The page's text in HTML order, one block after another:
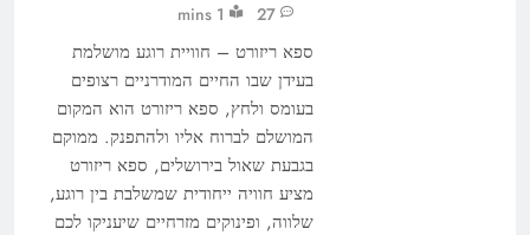
27
1 mins
ספא ריזורט – חוויית רוגע מושלמת
בעידן שבו החיים המודרניים רצופים
בעומס ולחץ, ספא ריזורט הוא המקום
המושלם לברוח אליו ולהתפנק. ממוקם
בגבעת שאול בירושלים, ספא ריזורט
מציע חוויה ייחודית שמשלבת בין רוגע,
שלווה, ופינוקים מזרחיים שיעניקו לכם